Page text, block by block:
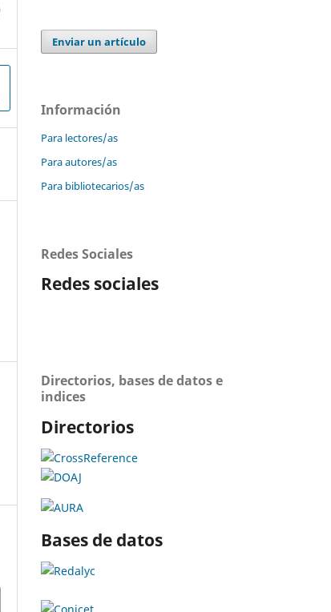
Enviar un artículo
Información
Para lectores/as
Para autores/as
Para bibliotecarios/as
Redes Sociales
Redes sociales
Directorios, bases de datos e
indices
Directorios
Bases de datos